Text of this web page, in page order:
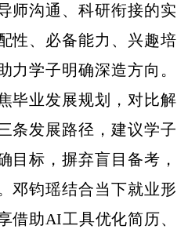
师沟通、科研衔接的实
性、必备能力、兴趣培
力学子明确深造方向。
毕业发展规划，对比解
条发展路径，建议学子
目标，摒弃盲目备考，
邓钧瑶结合当下就业形
借助AI工具优化简历、